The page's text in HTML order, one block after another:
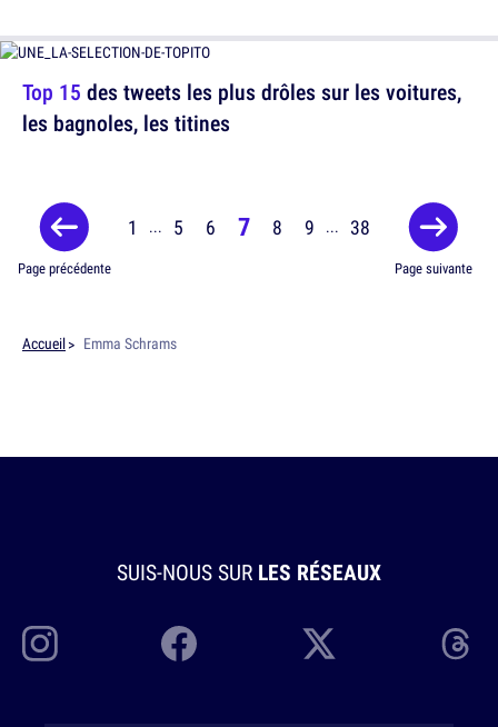
Top 15 des tweets les plus drôles sur les voitures,
les bagnoles, les titines
Page précédente
1 ... 5 6 7 8 9 ... 38
Page suivante
Accueil Emma Schrams
SUIS-NOUS SUR LES RÉSEAUX